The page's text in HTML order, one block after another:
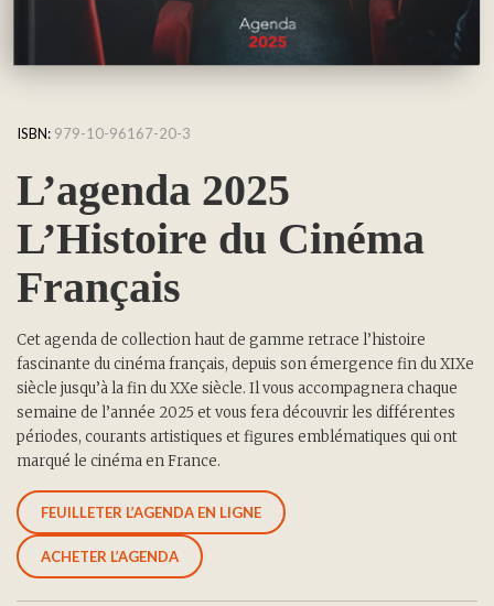
ISBN: 979-10-96167-20-3
L’agenda 2025
L’Histoire du Cinéma
Français
Cet agenda de collection haut de gamme retrace l’histoire
fascinante du cinéma français, depuis son émergence fin du XIXe
siècle jusqu’à la fin du XXe siècle. Il vous accompagnera chaque
semaine de l’année 2025 et vous fera découvrir les différentes
périodes, courants artistiques et figures emblématiques qui ont
marqué le cinéma en France.
FEUILLETER L’AGENDA EN LIGNE
ACHETER L’AGENDA